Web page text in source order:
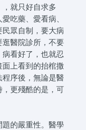
就只好自求多
吃藥、愛看病、
眾自制，要大病
醫院診所，不要
看好了，也就忍
上看到的抬棺撒
序後，無論是醫
更殘酷的是，可
的嚴重性。醫學